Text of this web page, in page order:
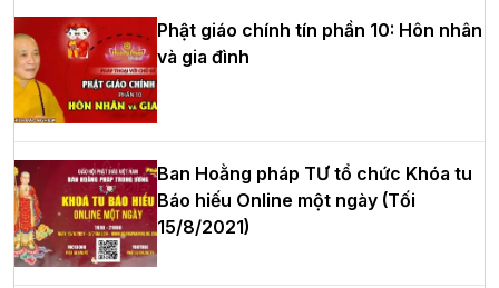
Hòa thượng Thích Quảng Tùng tái đắc
cử Trưởng BTS GHPGVN thành phố Hải
Phòng nhiệm kỳ 2026 – 2031
Thượng tọa Thích Tâm Chính được suy
cử tân Trưởng ban Trị sự GHPGVN tỉnh
Phật giáo chính tín phần 10: Hôn nhân
và gia đình
Ban Hoằng pháp TƯ tổ chức Khóa tu
Báo hiếu Online một ngày (Tối
15/8/2021)